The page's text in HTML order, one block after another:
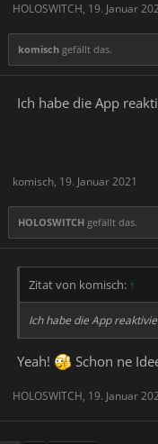
HOLOSWITCH, 19. Januar
komisch gefällt das.
Ich habe die App
komisch, 19. Januar 2021
HOLOSWITCH gefällt das.
Zitat von komisch: ↑
Ich habe die App
Yeah! Schon ne
HOLOSWITCH, 19. Januar